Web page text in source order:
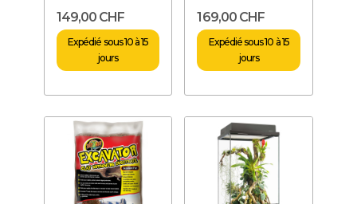
149,00 CHF
Expédié sous 10 à 15
jours
169,00 CHF
Expédié sous 10 à 15
jours